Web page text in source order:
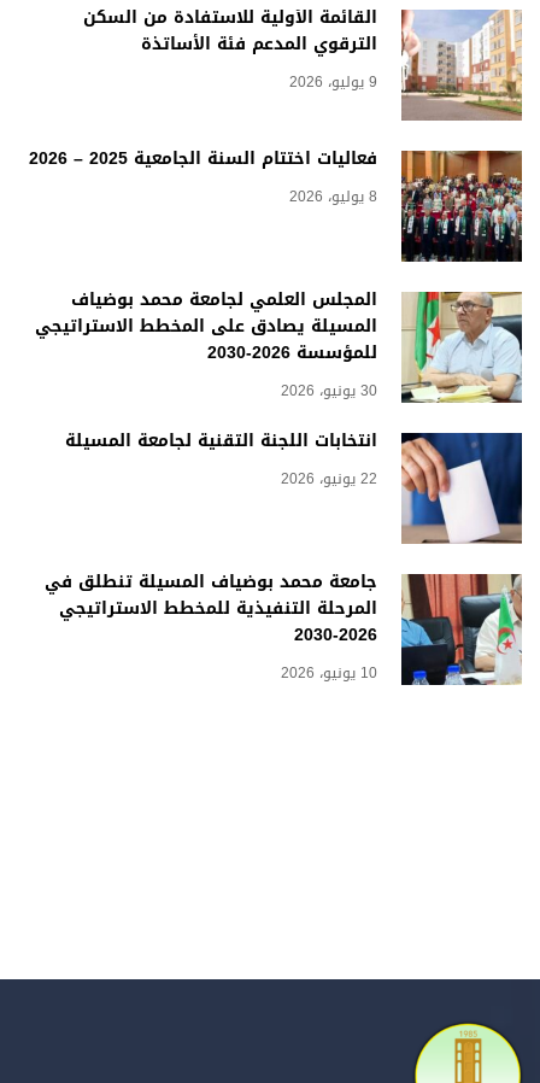
القائمة الأولية للاستفادة من السكن
الترقوي المدعم فئة الأساتذة
9 يوليو، 2026
فعاليات اختتام السنة الجامعية 2025 – 2026
8 يوليو، 2026
المجلس العلمي لجامعة محمد بوضياف
المسيلة يصادق على المخطط الاستراتيجي
للمؤسسة 2026-2030
30 يونيو، 2026
انتخابات اللجنة التقنية لجامعة المسيلة
22 يونيو، 2026
جامعة محمد بوضياف المسيلة تنطلق في
المرحلة التنفيذية للمخطط الاستراتيجي
2026-2030
10 يونيو، 2026